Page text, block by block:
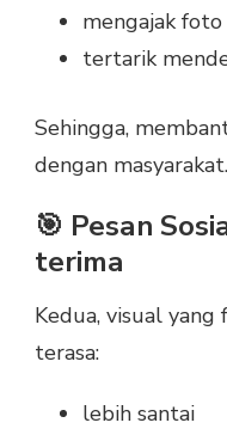
mengajak
tertarik
Sehingga,
dengan masyarakat.
🎯 Pesan
terima
Kedua, visual
terasa:
lebih santai